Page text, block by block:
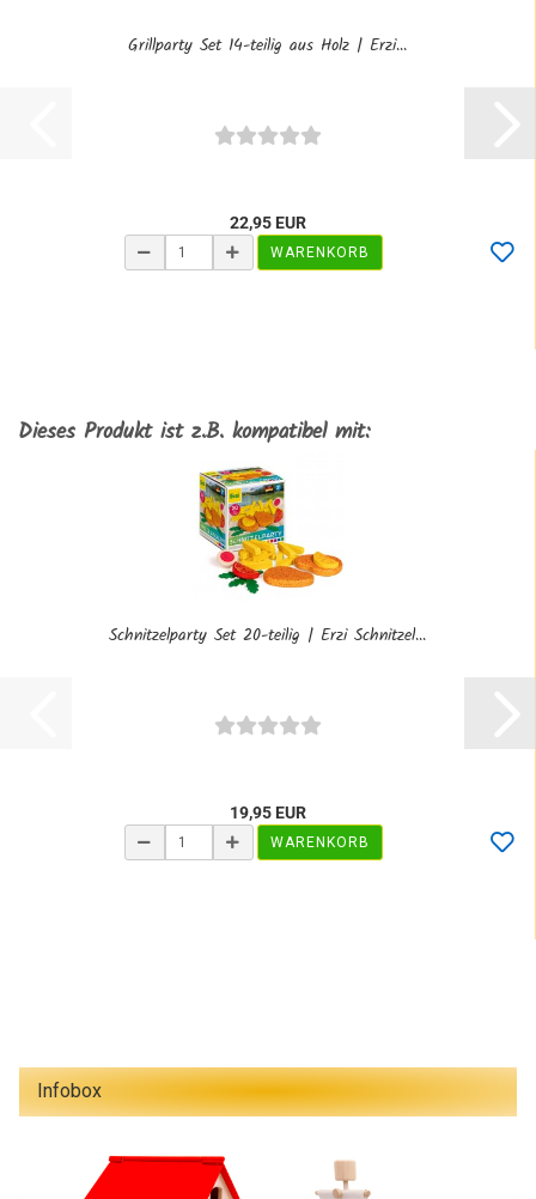
Grillparty Set 14-teilig aus Holz | Erzi...
22,95 EUR
WARENKORB
Dieses Produkt ist z.B. kompatibel mit:
Schnitzelparty Set 20-teilig | Erzi Schnitzel...
19,95 EUR
WARENKORB
Infobox